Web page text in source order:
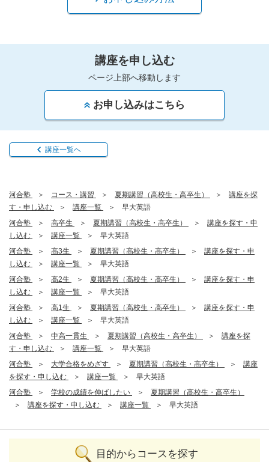
講座を申し込む
ページ上部へ移動します
お申し込みはこちら
講座一覧へ
河合塾 コース・講習 夏期講習（高校生・高卒生）
講座を探
す・申し込む
講座一覧
早大英語
河合塾
高卒生 夏期講習（高校生・高卒生）
講座を探す・申
し込む
講座一覧
早大英語
河合塾
高3生 夏期講習（高校生・高卒生）
講座を探す・申
し込む
講座一覧
早大英語
河合塾
高2生 夏期講習（高校生・高卒生）
講座を探す・申
し込む
講座一覧
早大英語
河合塾
高1生 夏期講習（高校生・高卒生）
講座を探す・申
し込む
講座一覧
早大英語
河合塾
中高一貫生 夏期講習（高校生・高卒生）
講座を探
す・申し込む
講座一覧
早大英語
河合塾
大学合格をめざす 夏期講習（高校生・高卒生）
講座
を探す・申し込む
講座一覧
早大英語
河合塾
学校の成績を伸ばしたい
夏期講習（高校生・高卒生）
講座を探す・申し込む
講座一覧 早大英語
目的からコースを探す